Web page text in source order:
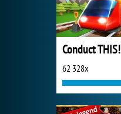
Conduct THIS!
62 328x